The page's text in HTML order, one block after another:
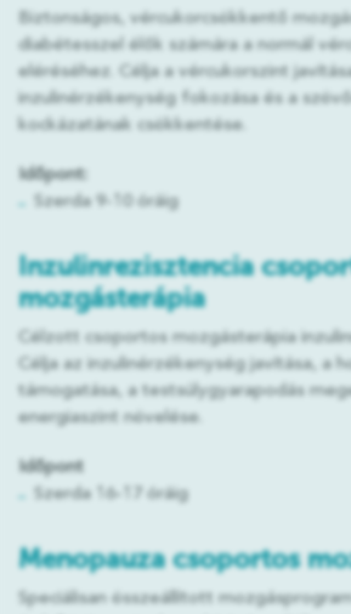
Biztonságos, vércukorcsökkentő
diabétesszel élők számára a normál
eléréséhez. Célja a vércukorszint
inzulinérzékenység fokozása és a
kockázatának csökkentése.
Időpont:
Szerda 9-10 óráig
Inzulinrezisztencia
mozgásterápia
Célzott csoportos mozgásterápia
Célja az inzulinérzékenység javítása, a
támogatása, a testsúlygyarapodás
energiaszint növelése.
Időpont
Szerda 16-17 óráig
Menopauza csoportos
Speciálisan összeállított